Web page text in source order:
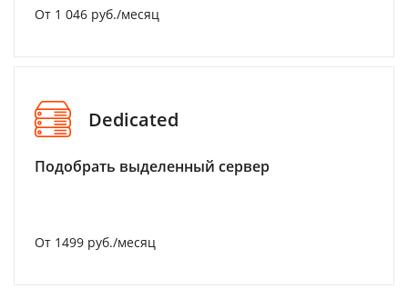
От 1 046 руб./месяц
Dedicated
Подобрать выделенный сервер
От 1499 руб./месяц